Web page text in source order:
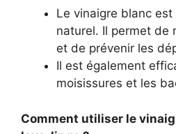
Le vinaigre blanc
naturel. Il permet de
et de prévenir les
Il est également
moisissures et les
Comment utiliser le